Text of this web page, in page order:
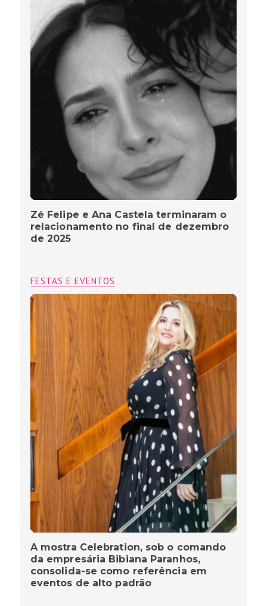
Zé Felipe e Ana Castela terminaram o
relacionamento no final de dezembro
de 2025
FESTAS E EVENTOS
A mostra Celebration, sob o comando
da empresária Bibiana Paranhos,
consolida-se como referência em
eventos de alto padrão